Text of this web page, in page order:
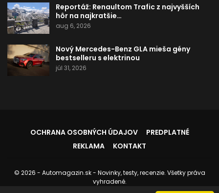
Reportáž: Renaultom Trafic z najvyšších
hôr na najkratšie…
aug 6, 2026
Nový Mercedes-Benz GLA mieša gény
bestselleru s elektrinou
júl 31, 2026
OCHRANA OSOBNÝCH ÚDAJOV
PREDPLATNÉ
REKLAMA
KONTAKT
© 2026 - Automagazin.sk - Novinky, testy, recenzie. Všetky práva
vyhradené.